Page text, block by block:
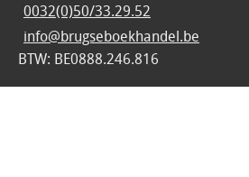
0032(0)50/33.29.52
info@brugseboekhandel.be
BTW: BE0888.246.816